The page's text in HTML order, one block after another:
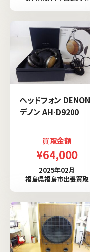
ヘッドフォン DENON
デノン AH-D9200
買取金額
¥64,000
2025年02月
福島県福島市出張買取